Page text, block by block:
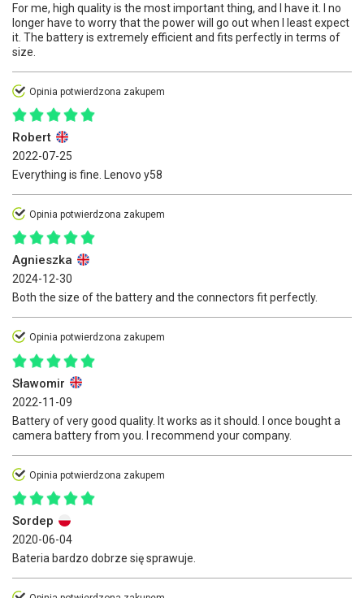
For me, high quality is the most important thing, and I have it. I no
longer have to worry that the power will go out when I least expect
it. The battery is extremely efficient and fits perfectly in terms of
size.
Opinia potwierdzona zakupem
Robert
2022-07-25
Everything is fine. Lenovo y58
Opinia potwierdzona zakupem
Agnieszka
2024-12-30
Both the size of the battery and the connectors fit perfectly.
Opinia potwierdzona zakupem
Sławomir
2022-11-09
Battery of very good quality. It works as it should. I once bought a
camera battery from you. I recommend your company.
Opinia potwierdzona zakupem
Sordep
2020-06-04
Bateria bardzo dobrze się sprawuje.